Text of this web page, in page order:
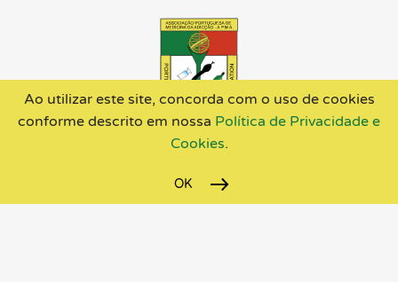
POLITICA DE PROTEÇÃO DE DADOS
Ao utilizar este site, concorda com o uso de cookies
conforme descrito em nossa Política de Privacidade e
Cookies.
OK